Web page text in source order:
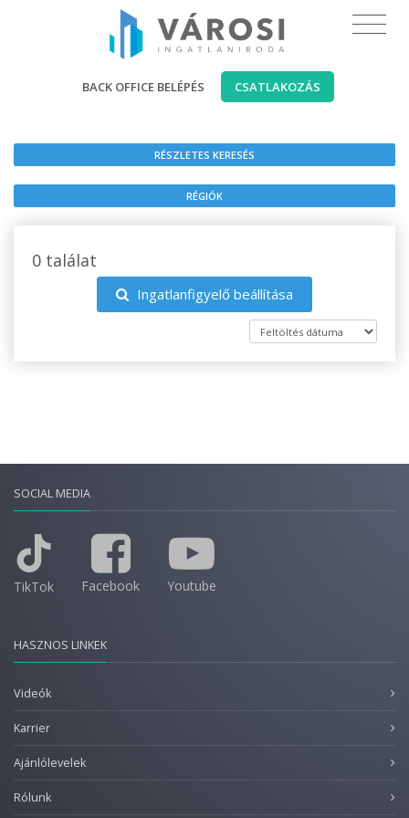
BACK OFFICE BELÉPÉS CSATLAKOZÁS
RÉSZLETES KERESÉS
RÉGIÓK
0 találat
Ingatlanfigyelő beállítása
SOCIAL MEDIA
TikTok Facebook Youtube
HASZNOS LINKEK
Videók
Karrier
Ajánlólevelek
Rólunk